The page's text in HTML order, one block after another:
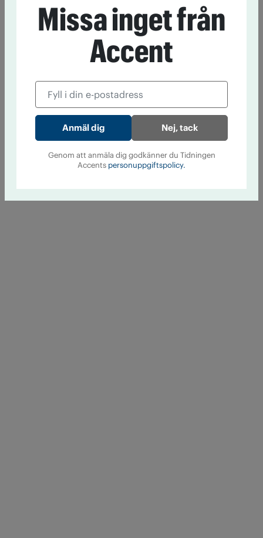
Missa inget från
Accent
Nej, tack
Genom att anmäla dig godkänner du Tidningen
Accents personuppgiftspolicy.